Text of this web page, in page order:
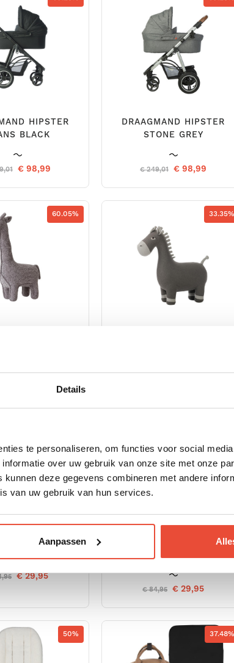
Details
te personaliseren, om functies voor social
over uw gebruik van onze site met onze
deze gegevens combineren met andere
van uw gebruik van hun services.
Aanpassen
HIPSTER
BLACK
€ 98,99
DRAAGMAND HIPSTER
STONE GREY
€ 249,01 € 98,99
60.05%
€ 19,95
33.35%
€ 149,96 € 99,95
MOSS
€ 29,95
INDIGO
€ 84,95 € 29,95
50% 37.48%